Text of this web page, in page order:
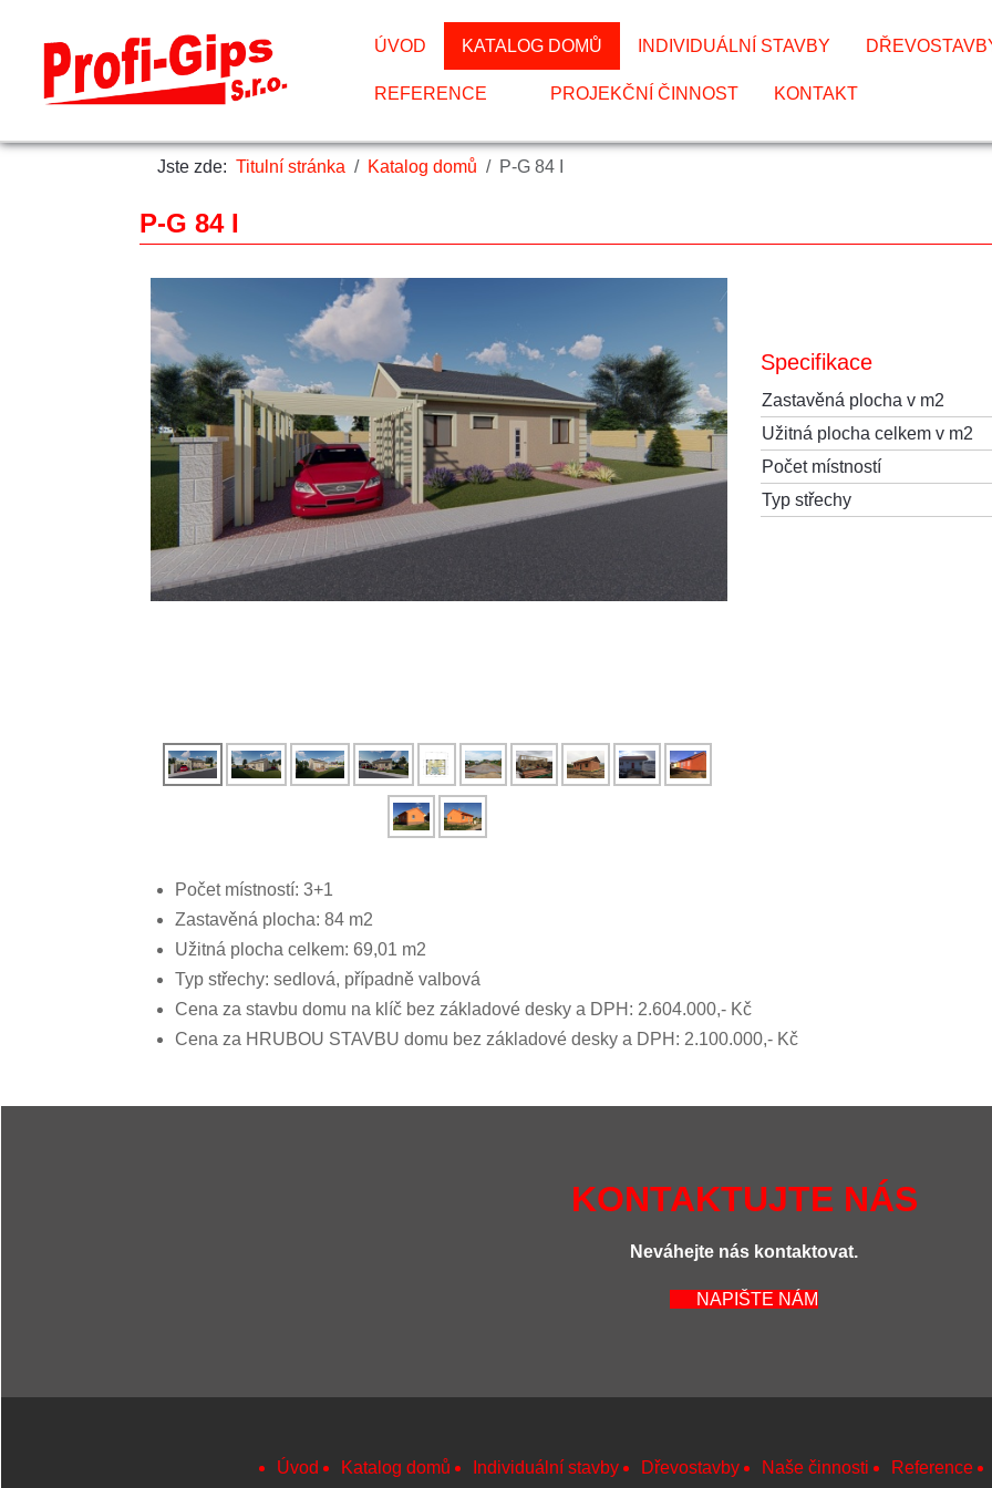
ÚVOD KATALOG DOMŮ INDIVIDUÁLNÍ STAVBY
REFERENCE PROJEKČNÍ ČINNOST KONTAKT
Jste zde: Titulní stránka Katalog domů P-G 84 I
P-G 84 I
Specifikace
Zastavěná plocha v m2
Užitná plocha celkem v m2
Počet místností
Typ střechy
Počet místností: 3+1
Zastavěná plocha: 84 m2
Užitná plocha celkem: 69,01 m2
Typ střechy: sedlová, případně valbová
Cena za stavbu domu na klíč bez základové desky a DPH: 2.604.000,- Kč
Cena za HRUBOU STAVBU domu bez základové desky a DPH: 2.100.000,- Kč
KONTAKTUJTE NÁS
Neváhejte nás kontaktovat.
NAPIŠTE NÁM
Úvod Katalog domů Individuální stavby Dřevostavby Naše činnosti Reference